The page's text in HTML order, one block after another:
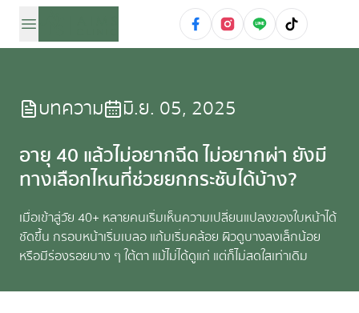
บทความ
มิ.ย. 05, 2025
อายุ 40 แล้วไม่อยากฉีด ไม่อยากผ่า ยังมี
ทางเลือกไหนที่ช่วยยกกระชับได้บ้าง?
เมื่อเข้าสู่วัย 40+ หลายคนเริ่มเห็นความเปลี่ยนแปลงของใบหน้าได้
ชัดขึ้น กรอบหน้าเริ่มเบลอ แก้มเริ่มคล้อย ผิวดูบางลงเล็กน้อย
หรือมีร่องรอยบาง ๆ ใต้ตา แม้ไม่ได้ดูแก่ แต่ก็ไม่สดใสเท่าเดิม